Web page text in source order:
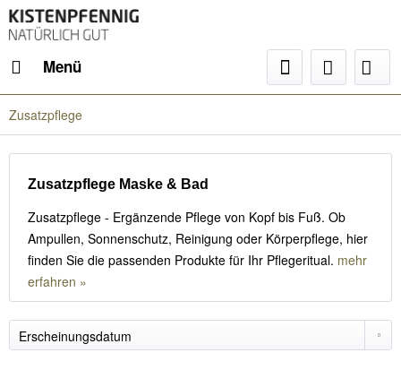
Menü
Zusatzpflege
Zusatzpflege Maske & Bad
Zusatzpflege - Ergänzende Pflege von Kopf bis Fuß. Ob
Ampullen, Sonnenschutz, Reinigung oder Körperpflege, hier
finden Sie die passenden Produkte für Ihr Pflegeritual. mehr
erfahren »